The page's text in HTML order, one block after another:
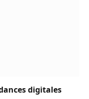
digitales